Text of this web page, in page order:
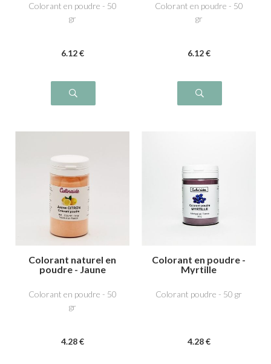
Colorant en poudre - 50
gr
6.12 €
Colorant en poudre - 50
gr
6.12 €
Colorant naturel en
poudre - Jaune
Colorant en poudre - 50
gr
4.28 €
Colorant en poudre -
Myrtille
Colorant poudre - 50 gr
4.28 €